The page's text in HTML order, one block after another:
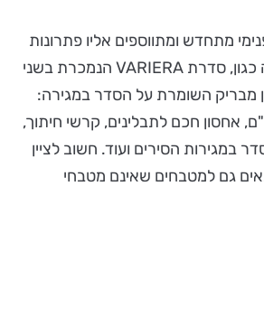
מתחדש ומתווספים אליו פתרונות
לארגון חלל המגירה כגון, סדרת VARIERA הנמכרת בשני
מבריק השומרת על הסדר במגירה:
אחסון חכם לתבלינים, קרשי חיתוך,
במגירות הסירים ועוד. חשוב לציין
גם למטבחים שאינם מטבחי